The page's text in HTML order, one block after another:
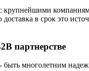
крупнейшими
в срок это
партнерстве
быть многолетним